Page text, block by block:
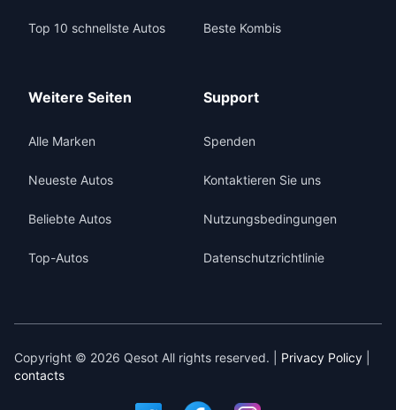
Top 10 schnellste Autos Beste Kombis
Weitere Seiten
Alle Marken
Neueste Autos
Beliebte Autos
Top-Autos
Support
Spenden
Kontaktieren Sie uns
Nutzungsbedingungen
Datenschutzrichtlinie
Copyright © 2026 Qesot All rights reserved. | Privacy Policy
contacts